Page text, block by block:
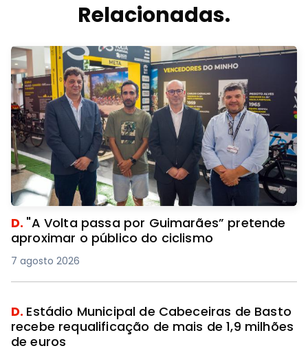
Relacionadas.
D. "A Volta passa por Guimarães” pretende
aproximar o público do ciclismo
7 agosto 2026
D. Estádio Municipal de Cabeceiras de Basto
recebe requalificação de mais de 1,9 milhões
de euros